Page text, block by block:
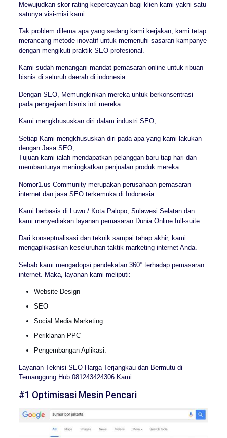
Mewujudkan skor rating kepercayaan bagi klien kami yakni satu-
satunya visi-misi kami.
Tak problem dilema apa yang sedang kami kerjakan, kami tetap
merancang metode inovatif untuk memenuhi sasaran kampanye
dengan mengikuti praktik SEO profesional.
Kami sudah menangani mandat pemasaran online untuk ribuan
bisnis di seluruh daerah di indonesia.
Dengan SEO, Memungkinkan mereka untuk berkonsentrasi
pada pengerjaan bisnis inti mereka.
Kami mengkhususkan diri dalam industri SEO;
Setiap Kami mengkhususkan diri pada apa yang kami lakukan
dengan Jasa SEO;
Tujuan kami ialah mendapatkan pelanggan baru tiap hari dan
membantunya meningkatkan penjualan produk mereka.
Nomor1.us Community merupakan perusahaan pemasaran
internet dan jasa SEO terkemuka di Indonesia.
Kami berbasis di Luwu / Kota Palopo, Sulawesi Selatan dan
kami menyediakan layanan pemasaran Dunia Online full-suite.
Dari konseptualisasi dan teknik sampai tahap akhir, kami
mengaplikasikan keseluruhan taktik marketing internet Anda.
Sebab kami mengadopsi pendekatan 360° terhadap pemasaran
internet. Maka, layanan kami meliputi:
Website Design
SEO
Social Media Marketing
Periklanan PPC
Pengembangan Aplikasi.
Layanan Teknisi SEO Harga Terjangkau dan Bermutu di
Temanggung Hub 081243424306 Kami:
#1 Optimisasi Mesin Pencari